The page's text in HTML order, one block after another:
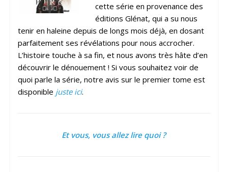
cette série en provenance des
éditions Glénat, qui a su nous
tenir en haleine depuis de longs mois déjà, en dosant
parfaitement ses révélations pour nous accrocher.
L’histoire touche à sa fin, et nous avons très hâte d’en
découvrir le dénouement ! Si vous souhaitez voir de
quoi parle la série, notre avis sur le premier tome est
disponible juste ici.
Et vous, vous allez lire quoi ?